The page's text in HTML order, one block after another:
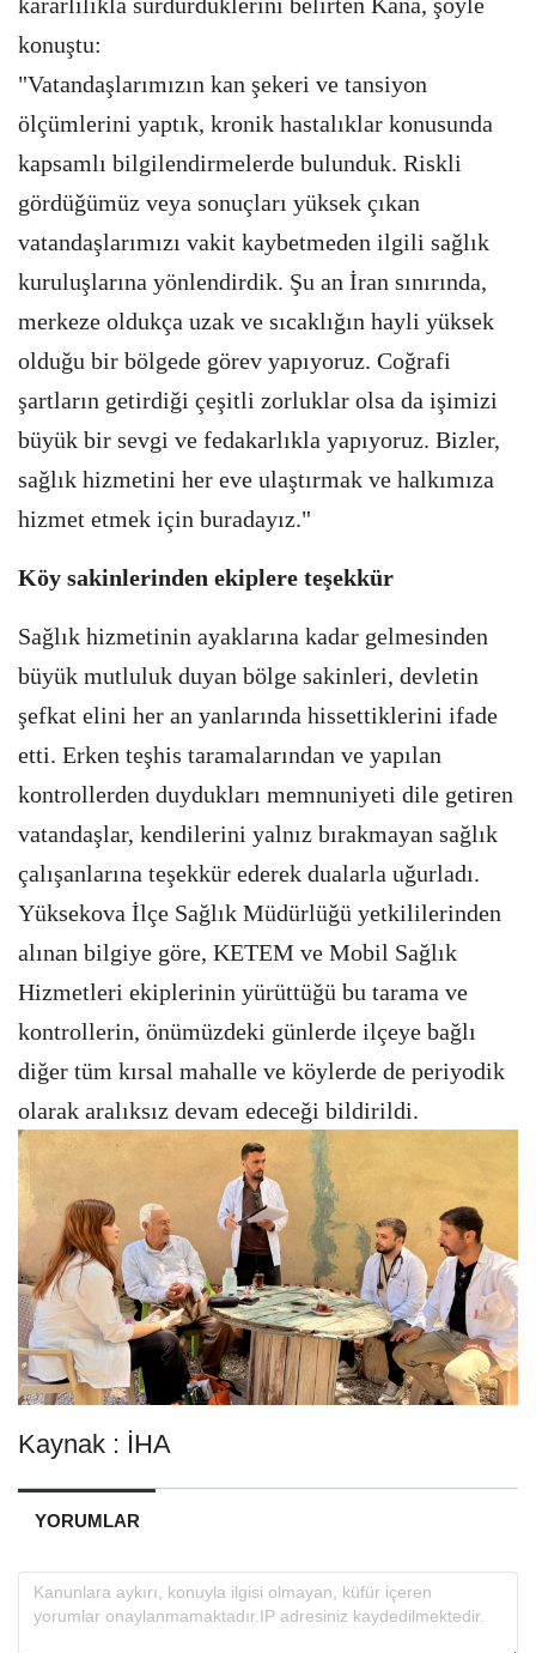
konuştu:
"Vatandaşlarımızın kan şekeri ve tansiyon
ölçümlerini yaptık, kronik hastalıklar konusunda
kapsamlı bilgilendirmelerde bulunduk. Riskli
gördüğümüz veya sonuçları yüksek çıkan
vatandaşlarımızı vakit kaybetmeden ilgili sağlık
kuruluşlarına yönlendirdik. Şu an İran sınırında,
merkeze oldukça uzak ve sıcaklığın hayli yüksek
olduğu bir bölgede görev yapıyoruz. Coğrafi
şartların getirdiği çeşitli zorluklar olsa da işimizi
büyük bir sevgi ve fedakarlıkla yapıyoruz. Bizler,
sağlık hizmetini her eve ulaştırmak ve halkımıza
hizmet etmek için buradayız."
Köy sakinlerinden ekiplere teşekkür
Sağlık hizmetinin ayaklarına kadar gelmesinden
büyük mutluluk duyan bölge sakinleri, devletin
şefkat elini her an yanlarında hissettiklerini ifade
etti. Erken teşhis taramalarından ve yapılan
kontrollerden duydukları memnuniyeti dile getiren
vatandaşlar, kendilerini yalnız bırakmayan sağlık
çalışanlarına teşekkür ederek dualarla uğurladı.
Yüksekova İlçe Sağlık Müdürlüğü yetkililerinden
alınan bilgiye göre, KETEM ve Mobil Sağlık
Hizmetleri ekiplerinin yürüttüğü bu tarama ve
kontrollerin, önümüzdeki günlerde ilçeye bağlı
diğer tüm kırsal mahalle ve köylerde de periyodik
olarak aralıksız devam edeceği bildirildi.
Kaynak : İHA
YORUMLAR